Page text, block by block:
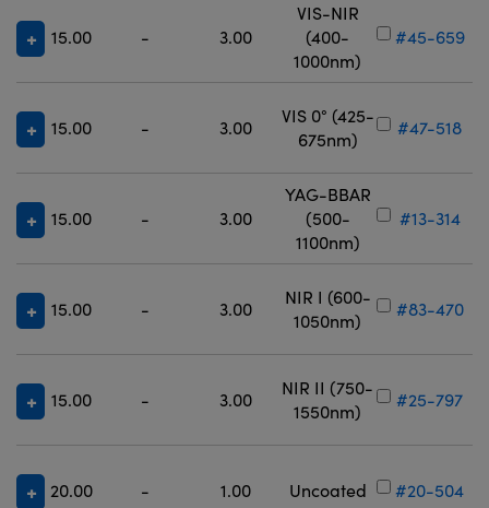
15.00 - 3.00
VIS-NIR
(400-
1000nm)
#45-659
15.00 - 3.00
VIS 0° (425-
675nm)
#47-518
15.00 - 3.00
YAG-BBAR
(500-
1100nm)
#13-314
15.00 - 3.00
NIR I (600-
1050nm)
#83-470
15.00 - 3.00
NIR II (750-
1550nm)
#25-797
20.00 - 1.00 Uncoated #20-504